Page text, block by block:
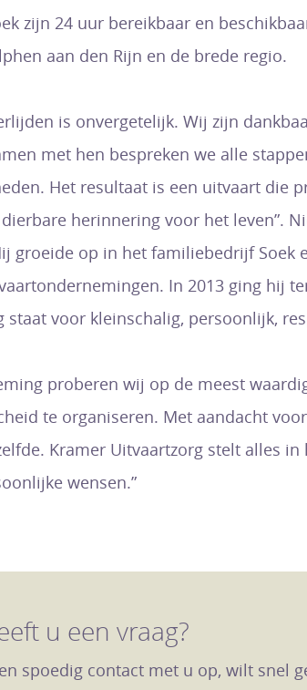
zijn 24 uur bereikbaar en
aan den Rijn en de brede regio.
is onvergetelijk. Wij zijn
met hen bespreken we alle
Het resultaat is een uitvaart die
herinnering voor het leven”.
groeide op in het familiebedrijf Soek
In 2013 ging hij
staat voor kleinschalig, persoonlijk,
proberen wij op de meest
te organiseren. Met aandacht
Kramer Uitvaartzorg stelt alles
wensen.”
u een vraag?
spoedig contact met u op, wilt snel